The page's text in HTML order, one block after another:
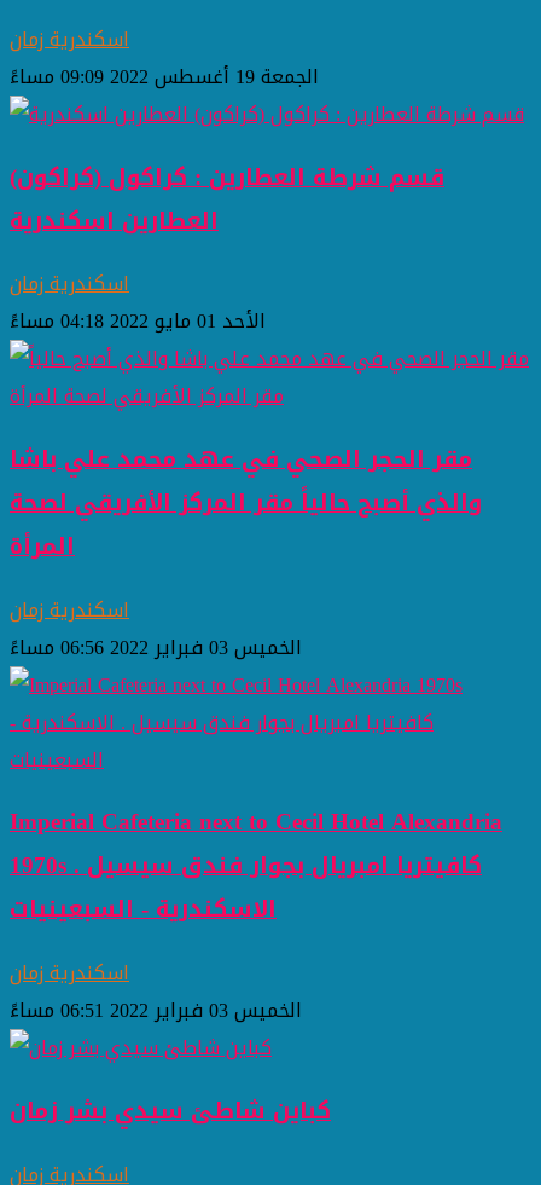
اسكندرية زمان
الجمعة 19 أغسطس 2022 09:09 مساءً
قسم شرطة العطارين ‏: كراكول (كراكون)
العطارين اسكندرية
اسكندرية زمان
الأحد 01 مايو 2022 04:18 مساءً
مقر الحجر الصحي في عهد محمد علي باشا
والذي أصبح حالياً مقر المركز الأفريقي لصحة
المرأة
اسكندرية زمان
الخميس 03 فبراير 2022 06:56 مساءً
Imperial Cafeteria next to Cecil Hotel Alexandria
1970s كافيتريا امبريال بجوار فندق سيسيل .
الاسكندرية - السبعينيات
اسكندرية زمان
الخميس 03 فبراير 2022 06:51 مساءً
كباين شاطئ سيدي بشر زمان
اسكندرية زمان